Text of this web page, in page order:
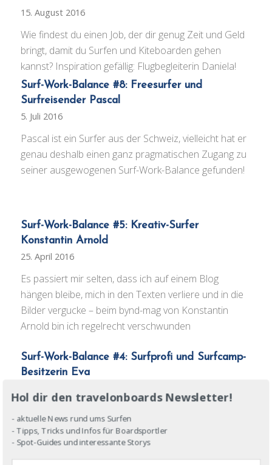
15. August 2016
Wie findest du einen Job, der dir genug Zeit und Geld
bringt, damit du Surfen und Kiteboarden gehen
kannst? Inspiration gefällig: Flugbegleiterin Daniela!
Surf-Work-Balance #8: Freesurfer und
Surfreisender Pascal
5. Juli 2016
Pascal ist ein Surfer aus der Schweiz, vielleicht hat er
genau deshalb einen ganz pragmatischen Zugang zu
seiner ausgewogenen Surf-Work-Balance gefunden!
Surf-Work-Balance #5: Kreativ-Surfer
Konstantin Arnold
25. April 2016
Es passiert mir selten, dass ich auf einem Blog
hängen bleibe, mich in den Texten verliere und in die
Bilder vergucke – beim bynd-mag von Konstantin
Arnold bin ich regelrecht verschwunden
Surf-Work-Balance #4: Surfprofi und Surfcamp-
Besitzerin Eva
du heute die Profisurferin und Surfcampbesitzerin
Eva kennen - eine der ersten deutschen
Wellenreiterin überhaupt!
Hol dir den travelonboards Newsletter!
- aktuelle News rund ums Surfen
- Tipps, Tricks und Infos für Boardsportler
- Spot-Guides und interessante Storys